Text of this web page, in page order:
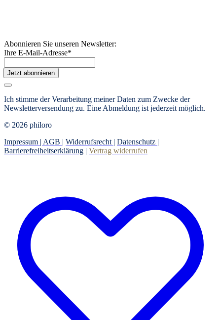
Abonnieren Sie unseren Newsletter:
Ihre E-Mail-Adresse*
Jetzt abonnieren
Ich stimme der Verarbeitung meiner Daten zum Zwecke der
Newsletterversendung zu. Eine Abmeldung ist jederzeit möglich.
© 2026 philoro
Impressum | AGB | Widerrufsrecht | Datenschutz |
Barrierefreiheitserklärung | Vertrag widerrufen